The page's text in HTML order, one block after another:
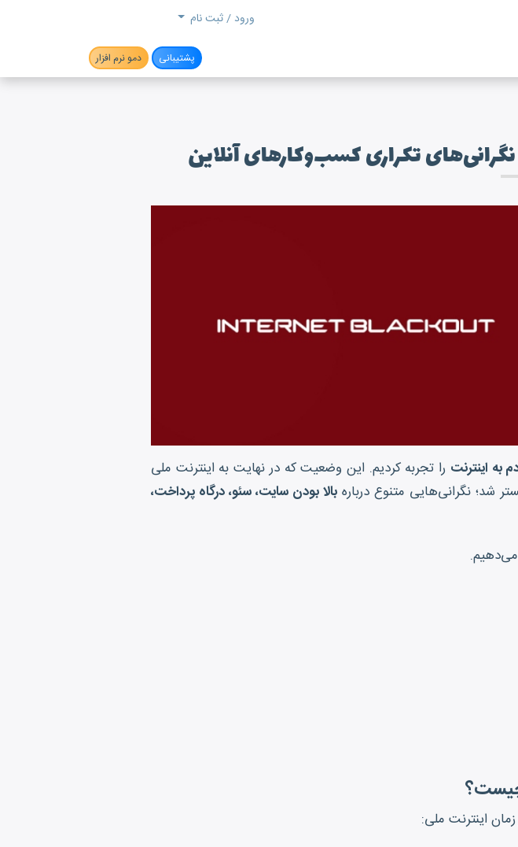
ورود / ثبت نام
پشتیبانی دمو نرم افزار
تکراری کسب‌وکارهای آنلاین
به اینترنت را تجربه کردیم. این وضعیت که در نهایت به اینترنت ملی
شد؛ نگرانی‌هایی متنوع درباره بالا بودن سایت، سئو، درگاه پرداخت،
زمان اینترنت ملی: